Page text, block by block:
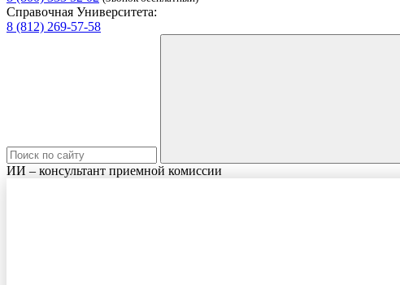
Справочная Университета:
8 (812) 269-57-58
ИИ – консультант приемной комиссии